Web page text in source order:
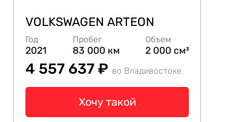
VOLKSWAGEN ARTEON
Год
2021
Пробег
83 000 км
Объем
2 000 см³
4 557 637 ₽ во Владивостоке
Хочу такой